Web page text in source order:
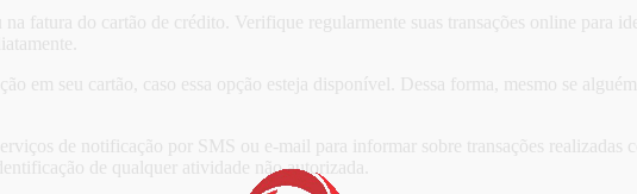
fatura do cartão de crédito. Verifique regularmente suas transações online para
em seu cartão, caso essa opção esteja disponível. Dessa forma, mesmo se
de notificação por SMS ou e-mail para informar sobre transações realizadas
de qualquer atividade não autorizada.